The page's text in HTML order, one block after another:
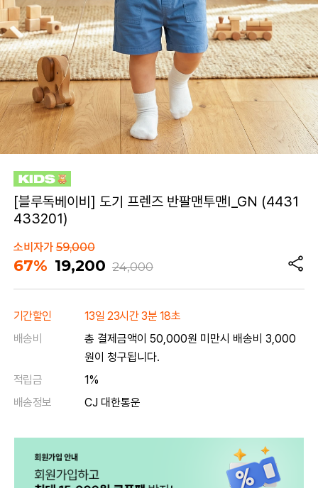
[블루독베이비] 도기 프렌즈 반팔맨투맨I_GN (4431
433201)
소비자가59,000
67% 19,200 24,000
기간할인
13일 23시간 3분 18초
배송비
총 결제금액이 50,000원 미만시 배송비 3,000
원이 청구됩니다.
적립금
1%
배송정보
CJ 대한통운